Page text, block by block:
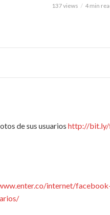
137 views 4 min
de sus usuarios http://bit.ly/
internet/